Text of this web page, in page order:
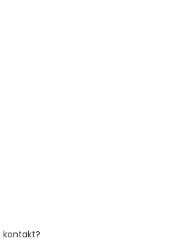
kontakt?